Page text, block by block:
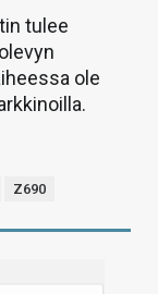
tulee
ole
Z690